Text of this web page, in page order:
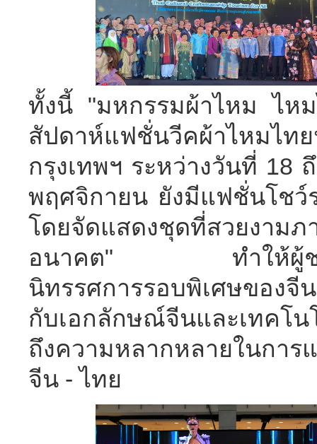
ทั้งนี้ "มหกรรมผ้าไหม ไห
สัปดาห์แฟชั่นวีคผ้าไหม
กรุงเทพฯ ระหว่างวันที่ 18
พฤศจิกายน ยังมีแฟชั่นโชว์
โดยจัดแสดงชุดที่สวยงา
อนาคต" ทำให้ผู้ชมได้
นิทรรศการรอบพิเศษของจี
กับเอกลักษณ์จีนและเทคโ
ถึงความหลากหลายในการ
จีน - ไทย